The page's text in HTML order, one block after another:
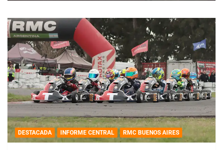
DESTACADA INFORME CENTRAL RMC BUENOS AIRES